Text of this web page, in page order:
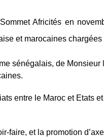
Africités en
et marocaines
sénégalais, de
entre le Maroc et Etats
faire, et la promotion